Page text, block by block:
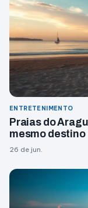
ENTRETENIMENTO
Praias do
mesmo destino
26 de jun.